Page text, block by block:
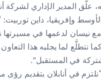
علَّق المدير الإداري لشركة
وإفريقيا، داين
مع نيسان لدعمها في مسيرتها
نتطلَّع لما يجلبه هذا
في المستقبل”.
في أنابلان بتقديم رؤى